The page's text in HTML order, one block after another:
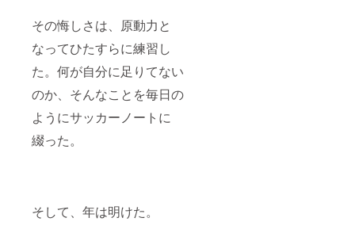
その悔しさは、原動力と
なってひたすらに練習し
た。何が自分に足りてない
のか、そんなことを毎日の
ようにサッカーノートに
綴った。
そして、年は明けた。